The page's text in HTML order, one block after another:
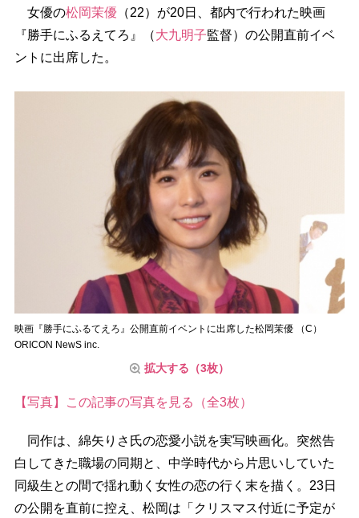
女優の松岡茉優（22）が20日、都内で行われた映画
『勝手にふるえてろ』（大九明子監督）の公開直前イベ
ントに出席した。
映画『勝手にふるてえろ』公開直前イベントに出席した松岡茉優 （C）
ORICON NewS inc.
拡大する（3枚）
【写真】この記事の写真を見る（全3枚）
同作は、綿矢りさ氏の恋愛小説を実写映画化。突然告
白してきた職場の同期と、中学時代から片思いしていた
同級生との間で揺れ動く女性の恋の行く末を描く。23日
の公開を直前に控え、松岡は「クリスマス付近に予定が